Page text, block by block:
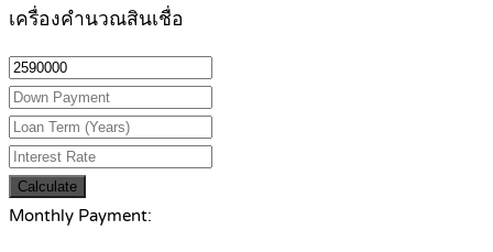
เครื่องคำนวณสินเชื่อ
Calculate
Monthly Payment: